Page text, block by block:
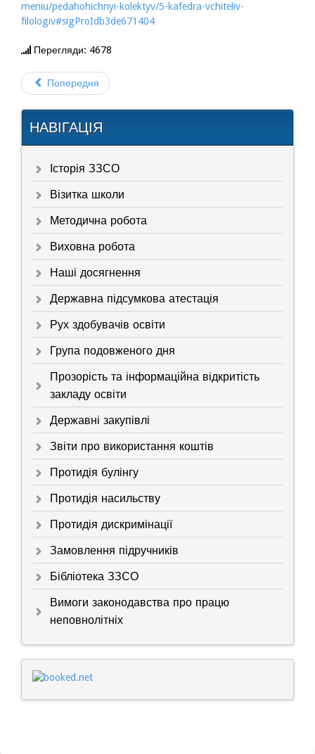
meniu/pedahohichnyi-kolektyv/5-kafedra-vchiteliv-
filologiv#sigProIdb3de671404
Перегляди: 4678
Попередня
НАВІГАЦІЯ
Історія ЗЗСО
Візитка школи
Методична робота
Виховна робота
Наші досягнення
Державна підсумкова атестація
Рух здобувачів освіти
Група подовженого дня
Прозорість та інформаційна відкритість
закладу освіти
Державні закупівлі
Звіти про використання коштів
Протидія булінгу
Протидія насильству
Протидія дискримінації
Замовлення підручників
Бібліотека ЗЗСО
Вимоги законодавства про працю
неповнолітніх